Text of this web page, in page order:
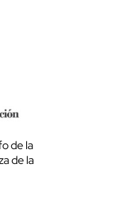
de la
de la